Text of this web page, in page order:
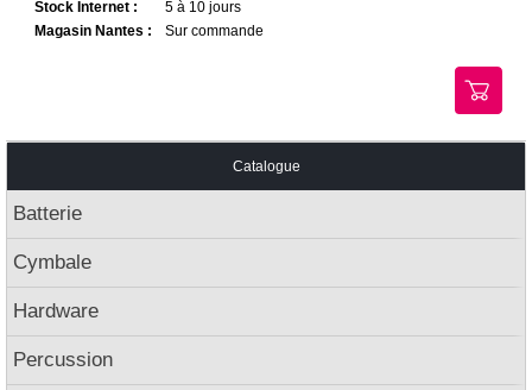
Stock Internet :
5 à 10 jours
Magasin Nantes :
Sur commande
Catalogue
Batterie
Cymbale
Hardware
Percussion